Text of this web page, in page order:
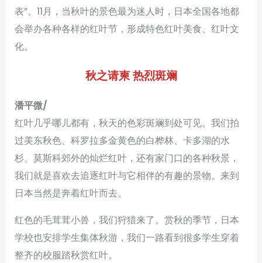
表”。11月，当秋叶的景色最为迷人时，日本全国各地都
会举办各种各样的红叶节，形成特色红叶美食、红叶文
化。
秋之请柬 热烈斑斓
潘平微/
红叶几乎哪儿都有，秋天的色彩斑斓到处可见。我们拍
过美东秋色、科罗拉多金黄色的白桦林、卡多湖的水
杉、莫斯科郊外的灿烂红叶，还有家门口的各种秋景，
我们就是喜欢去追逐红叶与它相伴的有趣的景物。来到
日本当然是奔着红叶而去。
红色的毛茸茸小兽，我们狩猎来了。赏秋的季节，日本
学校也安排学生集体秋游，我们一路看到很多学生穿着
整齐的校服踏秋赏红叶。